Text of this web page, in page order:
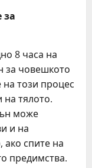
за
8 часа на
за човешкото
този процес
на тялото.
може
и на
спите на
предимства.